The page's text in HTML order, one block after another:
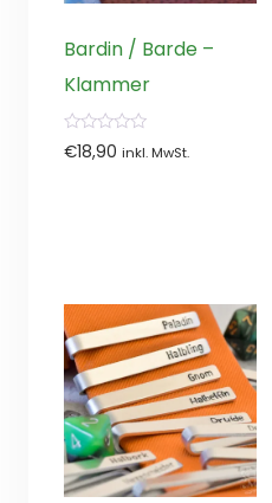
Bardin / Barde –
Klammer
0
von
€18,90 inkl. MwSt.